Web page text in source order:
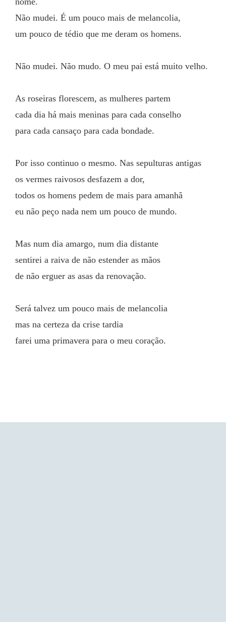
Não mudei. É um pouco mais de melancolia,
um pouco de tédio que me deram os homens.
Não mudei. Não mudo. O meu pai está muito velho.
As roseiras florescem, as mulheres partem
cada dia há mais meninas para cada conselho
para cada cansaço para cada bondade.
Por isso continuo o mesmo. Nas sepulturas antigas
os vermes raivosos desfazem a dor,
todos os homens pedem de mais para amanhã
eu não peço nada nem um pouco de mundo.
Mas num dia amargo, num dia distante
sentirei a raiva de não estender as mãos
de não erguer as asas da renovação.
Será talvez um pouco mais de melancolia
mas na certeza da crise tardia
farei uma primavera para o meu coração.